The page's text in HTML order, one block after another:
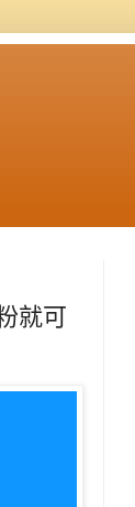
就可